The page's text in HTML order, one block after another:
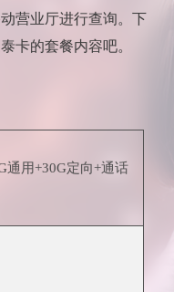
营业厅进行查询。下
卡的套餐内容吧。
通用+30G定向+通话